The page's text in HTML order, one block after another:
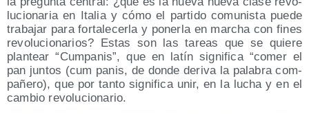
lu­cio­na­ria en Ita­lia y cómo el par­ti­do comu­nis­ta pue­de
tra­ba­jar para for­ta­le­cer­la y poner­la en mar­cha con fines
revo­lu­cio­na­rios? Estas son las tareas que se quie­re
plan­tear “Cum­pa­nis”, que en latín sig­ni­fi­ca “comer el
pan jun­tos (cum panis, de don­de deri­va la pala­bra com­
pa­ñe­ro), que por tan­to sig­ni­fi­ca unir, en la lucha y en el
cam­bio revolucionario.